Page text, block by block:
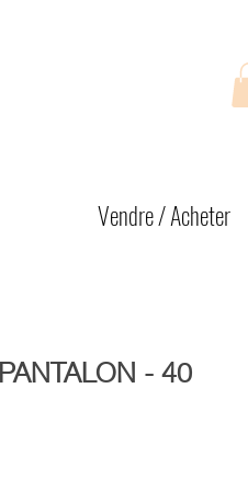
Vendre / Acheter
- 40